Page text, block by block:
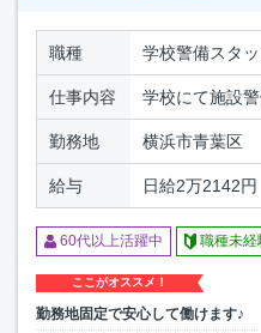
職種 学校警備スタ
仕事内容 学校にて施設
勤務地 横浜市青葉区
給与 日給2万2142円
60代以上活躍中 職種未経
ここがオススメ！
勤務地固定で安心して働けます♪